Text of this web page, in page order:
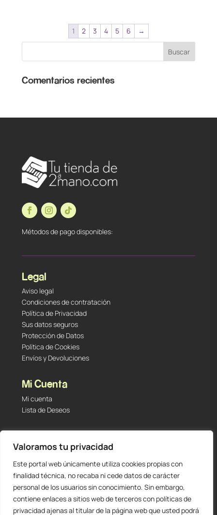
Valoramos tu privacidad
Este portal web únicamente utiliza cookies propias con
finalidad técnica, no recaba ni cede datos de carácter
personal de los usuarios sin conocimiento. Sin embargo,
contiene enlaces a sitios web de terceros con políticas de
privacidad ajenas al titular de la página web que usted podrá
1 2 3 4 5 6 →
Comentarios recientes
Métodos de pago disponibles:
Legal
Aviso legal
Condiciones de contratación
Política de Privacidad
Sus datos seguros
Protección de Datos
Política de Cookies
Envíos y Devoluciones
Mi Cuenta
Mi cuenta
Lista de Deseos
Tu Tienda de Segunda Mano, Sambara #101 (Madrid,
28027 – España)
912 60 05 55 |+34 601 23 09 14
info@staging.tutiendadesegundamano.com